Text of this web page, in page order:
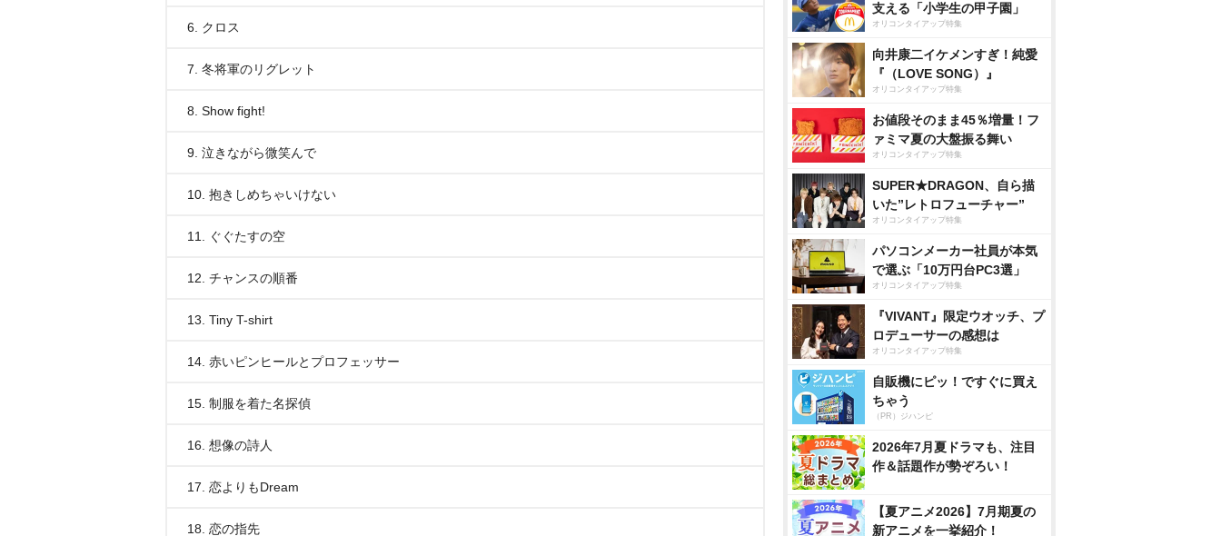
6. クロス
7. 冬将軍のリグレット
8. Show fight!
9. 泣きながら微笑んで
10. 抱きしめちゃいけない
11. ぐぐたすの空
12. チャンスの順番
13. Tiny T-shirt
14. 赤いピンヒールとプロフェッサー
15. 制服を着た名探偵
16. 想像の詩人
17. 恋よりもDream
18. 恋の指先
支える「小学生の甲子園」
オリコンタイアップ特集
向井康二イケメンすぎ！純愛
『（LOVE SONG）』
オリコンタイアップ特集
お値段そのまま45％増量！フ
ァミマ夏の大盤振る舞い
オリコンタイアップ特集
SUPER★DRAGON、自ら描
いた”レトロフューチャー”
オリコンタイアップ特集
パソコンメーカー社員が本気
で選ぶ「10万円台PC3選」
オリコンタイアップ特集
『VIVANT』限定ウオッチ、プ
ロデューサーの感想は
オリコンタイアップ特集
自販機にピッ！ですぐに買え
ちゃう
（PR）ジハンピ
2026年7月夏ドラマも、注目
作＆話題作が勢ぞろい！
【夏アニメ2026】7月期夏の
新アニメを一挙紹介！